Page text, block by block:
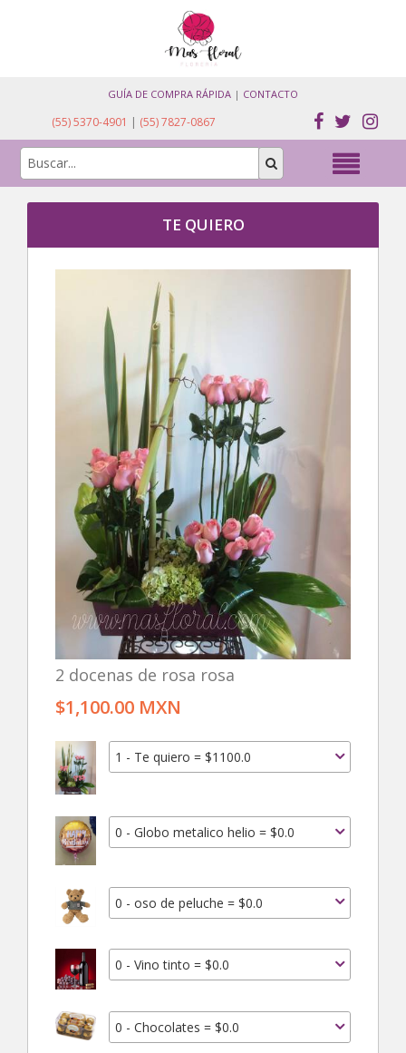
GUÍA DE COMPRA RÁPIDA | CONTACTO
(55) 5370-4901 | (55) 7827-0867
TE QUIERO
2 docenas de rosa rosa
$1,100.00 MXN
1 - Te quiero = $1100.0
0 - Globo metalico helio = $0.0
0 - oso de peluche = $0.0
0 - Vino tinto = $0.0
0 - Chocolates = $0.0